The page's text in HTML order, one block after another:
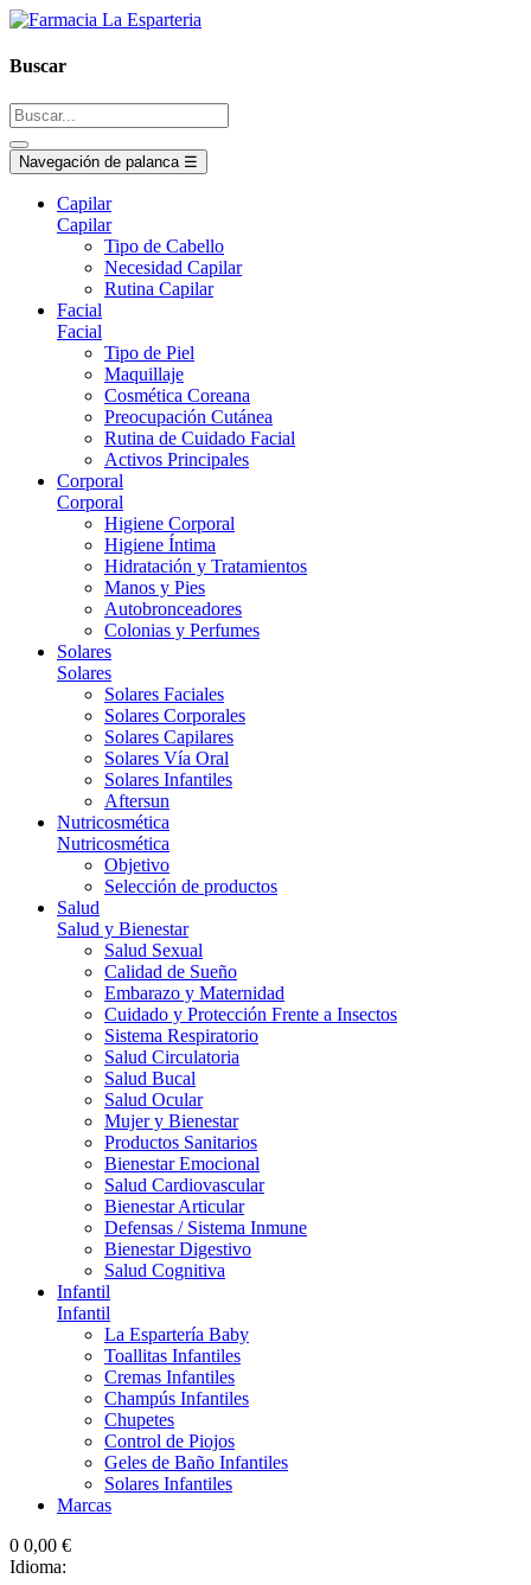
Buscar
Navegación de palanca ☰
Capilar
Capilar
Tipo de Cabello
Necesidad Capilar
Rutina Capilar
Facial
Facial
Tipo de Piel
Maquillaje
Cosmética Coreana
Preocupación Cutánea
Rutina de Cuidado Facial
Activos Principales
Corporal
Corporal
Higiene Corporal
Higiene Íntima
Hidratación y Tratamientos
Manos y Pies
Autobronceadores
Colonias y Perfumes
Solares
Solares
Solares Faciales
Solares Corporales
Solares Capilares
Solares Vía Oral
Solares Infantiles
Aftersun
Nutricosmética
Nutricosmética
Objetivo
Selección de productos
Salud
Salud y Bienestar
Salud Sexual
Calidad de Sueño
Embarazo y Maternidad
Cuidado y Protección Frente a Insectos
Sistema Respiratorio
Salud Circulatoria
Salud Bucal
Salud Ocular
Mujer y Bienestar
Productos Sanitarios
Bienestar Emocional
Salud Cardiovascular
Bienestar Articular
Defensas / Sistema Inmune
Bienestar Digestivo
Salud Cognitiva
Infantil
Infantil
La Espartería Baby
Toallitas Infantiles
Cremas Infantiles
Champús Infantiles
Chupetes
Control de Piojos
Geles de Baño Infantiles
Solares Infantiles
Marcas
0 0,00 €
Idioma: